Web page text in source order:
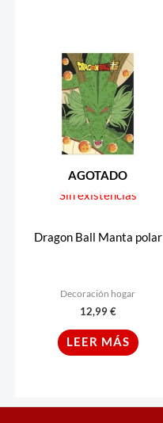
AGOTADO
Sin existencias
Dragon Ball Manta polar
Decoración hogar
12,99€
LEER MÁS